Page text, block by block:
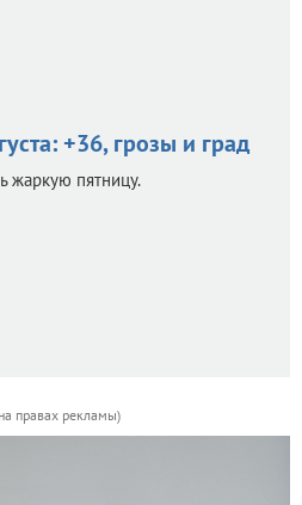
+36, грозы и град
жаркую пятницу.
правах рекламы)